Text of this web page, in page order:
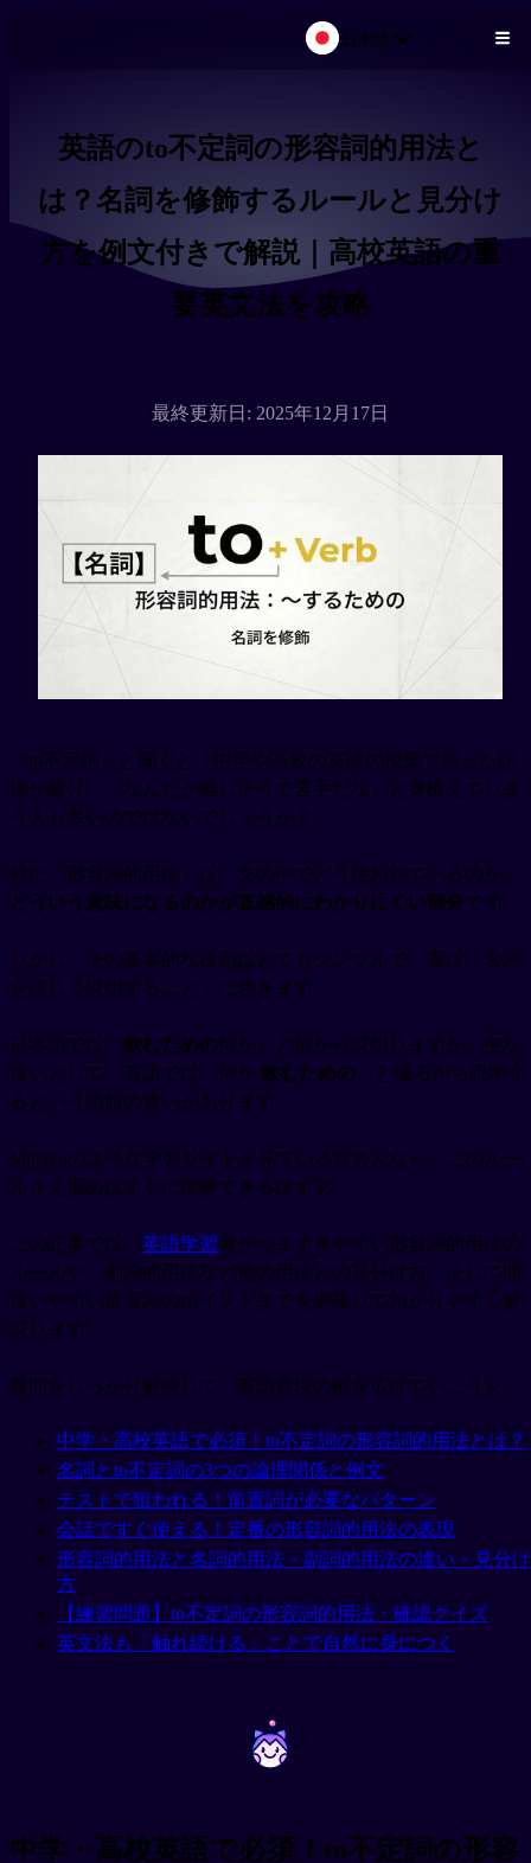
日本語
英語のto不定詞の形容詞的用法と
は？名詞を修飾するルールと見分け
方を例文付きで解説｜高校英語の重
要英文法を攻略
最終更新日: 2025年12月17日
「to不定詞」と聞くと、中学や高校の英語の授業で習った記
憶が蘇り、「なんだか難しそうで苦手だな」と身構えてしま
う人も多いのではないでしょうか？
特に「形容詞的用法」は、文の中でどう使われているのか、
どういう意味になるのかが直感的にわかりにくい部分です。
しかし、その基本的な役割はとてもシンプルで、実は「名詞
を詳しく説明すること」に尽きます。
日本語では「 飲むための何か」と前から説明しますが、主な
違いとして、英語では「何か 飲むための 」と後ろから説明す
るという語順の違いがあります。
Migakuのような学習サイトを見ている皆さんなら、このルー
ルさえ掴めばすぐに理解できるはず🚀
この記事では、 英語学習者がつまずきやすい形容詞的用法の
ルールや、副詞的用法など他の用法との見分け方、そして間
違いやすい前置詞のポイントまでを網羅してわかりやすく解
説します。
疑問をしっかり解決して、英語表現の幅を広げていこう💡
中学・高校英語で必須！to不定詞の形容詞的用法とは？
名詞とto不定詞の3つの論理関係と例文
テストで狙われる！前置詞が必要なパターン
会話ですぐ使える！定番の形容詞的用法の表現
形容詞的用法と名詞的用法・副詞的用法の違い・見分け
方
【練習問題】to不定詞の形容詞的用法・確認クイズ
英文法も「触れ続ける」ことで自然に身につく
~ ~
中学・高校英語で必須！to不定詞の形容